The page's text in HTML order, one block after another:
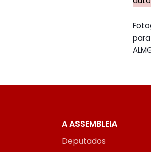
para
A ASSEMBLEIA
Deputados